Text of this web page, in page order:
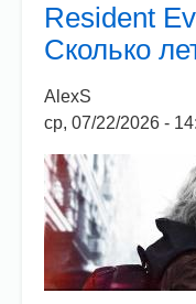
часов
Resident
Сколько
AlexS
ср, 07/22/2026 -